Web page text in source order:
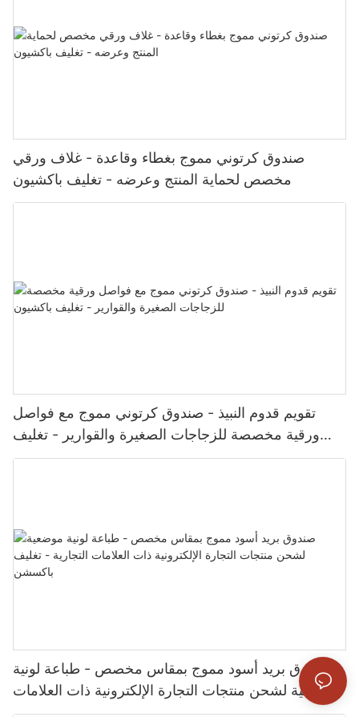
صندوق كرتوني مموج بغطاء وقاعدة - غلاف ورقي
مخصص لحماية المنتج وعرضه - تغليف باكشيون
تقويم قدوم النبيذ - صندوق كرتوني مموج مع فواصل
ورقية مخصصة للزجاجات الصغيرة والقوارير - تغليف
باكشيون
صندوق بريد أسود مموج بمقاس مخصص - طباعة لونية
موضعية لشحن منتجات التجارة الإلكترونية ذات العلامات
التجارية - تغليف باكسشن